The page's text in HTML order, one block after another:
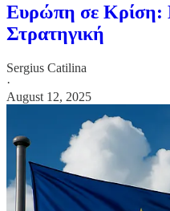
Ευρώπη σε Κρίση:
Στρατηγική
Sergius Catilina
·
August 12, 2025